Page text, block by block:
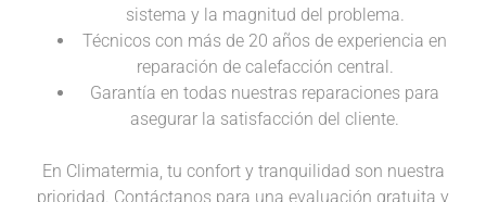
sistema y la magnitud del problema.
Técnicos con más de 20 años de experiencia en
reparación de calefacción central.
Garantía en todas nuestras reparaciones para
asegurar la satisfacción del cliente.
En Climatermia, tu confort y tranquilidad son nuestra
prioridad. Contáctanos para una evaluación gratuita y